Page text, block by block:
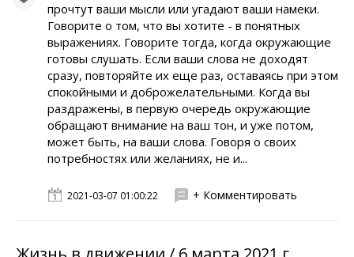
прочтут ваши мысли или угадают ваши намеки.
Говорите о том, что вы хотите - в понятных
выражениях. Говорите тогда, когда окружающие
готовы слушать. Если ваши слова не доходят
сразу, повторяйте их еще раз, оставаясь при этом
спокойными и доброжелательными. Когда вы
раздражены, в первую очередь окружающие
обращают внимание на ваш тон, и уже потом,
может быть, на ваши слова. Говоря о своих
потребностях или желаниях, не и...
2021-03-07 01:00:22 + Комментировать